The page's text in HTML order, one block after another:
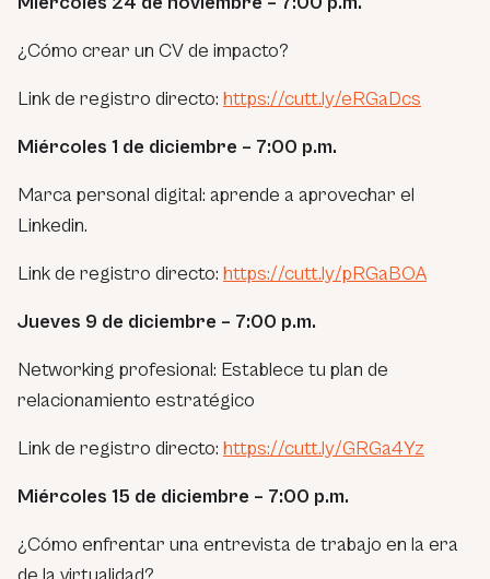
¿Cómo crear un CV de impacto?
Link de registro directo: https://cutt.ly/eRGaDcs
Miércoles 1 de diciembre – 7:00 p.m.
Marca personal digital: aprende a aprovechar el
Linkedin.
Link de registro directo: https://cutt.ly/pRGaBOA
Jueves 9 de diciembre – 7:00 p.m.
Networking profesional: Establece tu plan de
relacionamiento estratégico
Link de registro directo: https://cutt.ly/GRGa4Yz
Miércoles 15 de diciembre – 7:00 p.m.
¿Cómo enfrentar una entrevista de trabajo en la era